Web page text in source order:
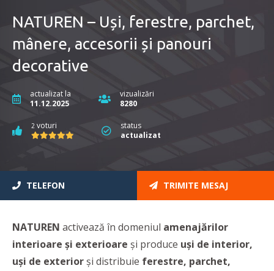
NATUREN – Uși, ferestre, parchet,
mânere, accesorii și panouri
decorative
actualizat la
11.12.2025
vizualizări
8280
2 voturi
status
actualizat
TELEFON TRIMITE MESAJ
NATUREN activează în domeniul amenajărilor
interioare şi exterioare şi produce uși de interior,
uși de exterior și distribuie ferestre, parchet,